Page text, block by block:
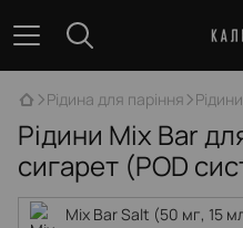
Рідина для паріння
Рідини Mix Bar
сигарет (POD
Mix Bar Salt (50 мг, 15